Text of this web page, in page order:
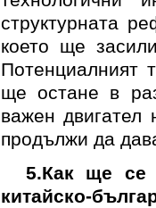
структурната
което ще
Потенциалният
ще остане в
важен двигател
продължи да
5.Как ще се
китайско-